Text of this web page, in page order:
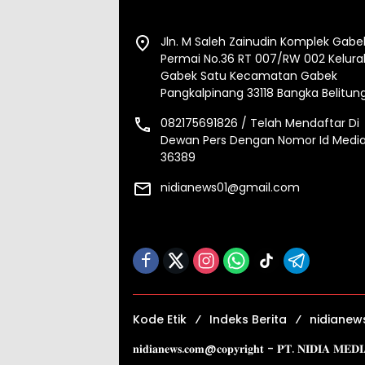
Jln. M Saleh Zainudin Komplek
Permai No.36 RT 007/RW 002
Gabek Satu Kecamatan Gabek
Pangkalpinang 33118 Bangka
082175691826 / Telah Mendaftar Di
Dewan Pers Dengan Nomor Id
36389
nidianews01@gmail.com
Kode Etik Indeks Berita
𝐧𝐢𝐝𝐢𝐚𝐧𝐞𝐰𝐬.𝐜𝐨𝐦@𝐜𝐨𝐩𝐲𝐫𝐢𝐠𝐡𝐭 - 𝐏𝐓. 𝐍𝐈𝐃𝐈𝐀